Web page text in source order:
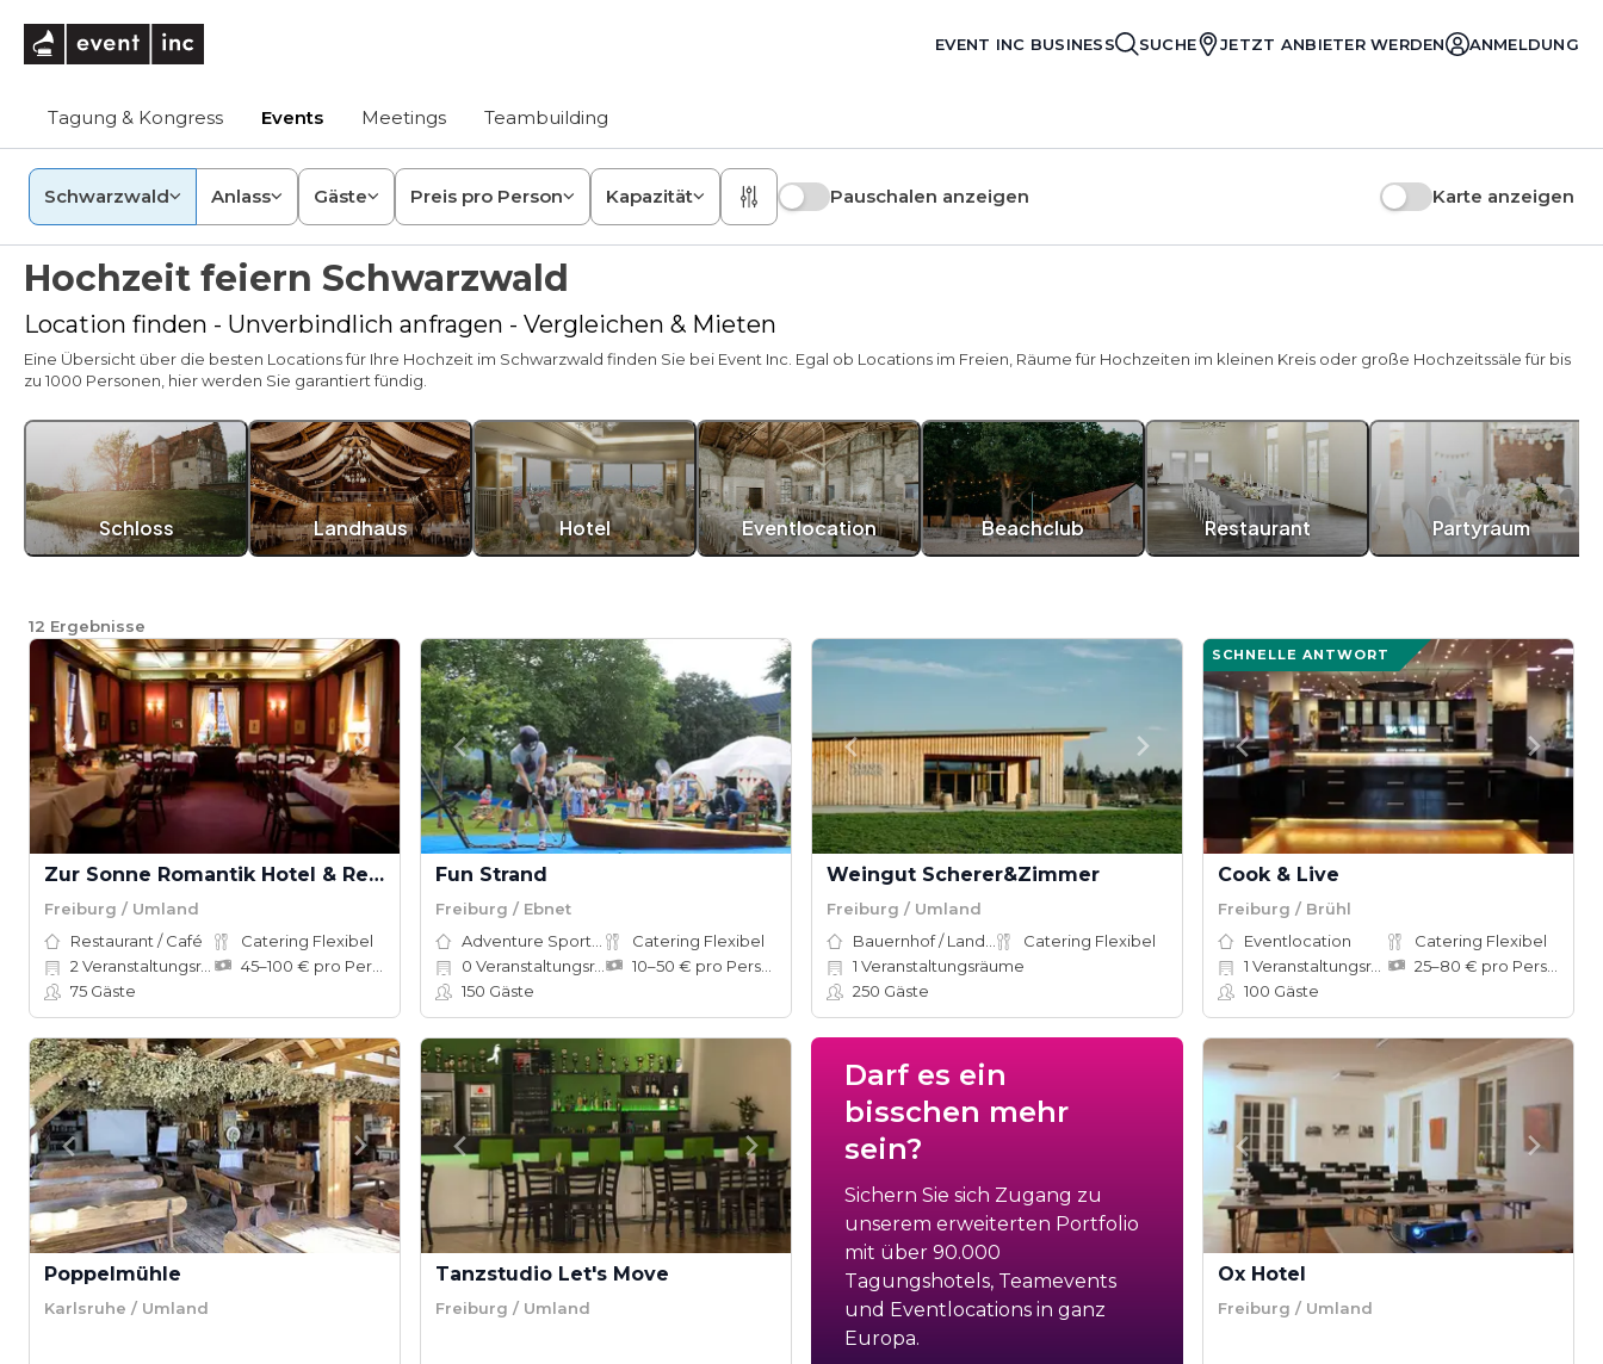
EVENT INC BUSINESS SUCHE JETZT ANBIETER WERDEN ANMELDUNG
Tagung & Kongress Events Meetings Teambuilding
Schwarzwald Anlass Gäste Preis pro Person Kapazität Pauschalen anzeigen Karte anzeigen
Hochzeit feiern Schwarzwald
Location finden - Unverbindlich anfragen - Vergleichen & Mieten
Eine Übersicht über die besten Locations für Ihre Hochzeit im Schwarzwald finden Sie bei Event Inc. Egal ob Locations im Freien, Räume für Hochzeiten im kleinen Kreis oder große Hochzeitssäle für bis
zu 1000 Personen, hier werden Sie garantiert fündig.
Schloss Landhaus Hotel Eventlocation Beachclub Restaurant Partyraum
12 Ergebnisse
Zur Sonne Romantik Hotel & Restaurant
Freiburg / Umland
Restaurant / Café
Catering Flexibel
2 Veranstaltungsräume
75 Gäste
Fun Strand
Freiburg / Ebnet
Catering Flexibel
0 Veranstaltungsräume
150 Gäste
Weingut Scherer&Zimmer
Freiburg / Umland
Catering Flexibel
1 Veranstaltungsräume
250 Gäste
SCHNELLE ANTWORT
Cook & Live
Freiburg / Brühl
Eventlocation
Catering Flexibel
1 Veranstaltungsräume
100 Gäste
Poppelmühle
Karlsruhe / Umland
Tanzstudio Let's Move
Freiburg / Umland
Darf es ein
bisschen mehr
sein?
Sichern Sie sich Zugang zu
unserem erweiterten Portfolio
mit über 90.000
Tagungshotels, Teamevents
und Eventlocations in ganz
Europa.
Ox Hotel
Freiburg / Umland